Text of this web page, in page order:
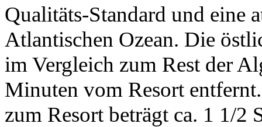
Qualitäts-Standard und eine
Atlantischen Ozean. Die
im Vergleich zum Rest der
Minuten vom Resort
zum Resort beträgt ca. 1 1/2